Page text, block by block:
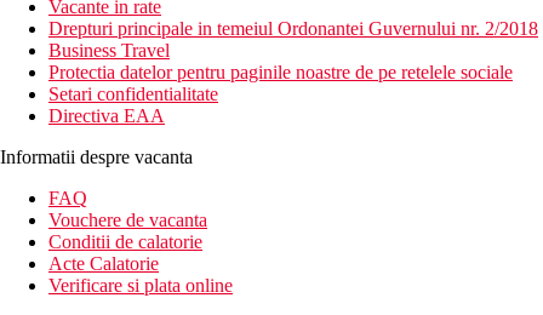
Vacante in rate
Drepturi principale in temeiul Ordonantei Guvernului nr. 2/2018
Business Travel
Protectia datelor pentru paginile noastre de pe retelele sociale
Setari confidentialitate
Directiva EAA
Informatii despre vacanta
FAQ
Vouchere de vacanta
Conditii de calatorie
Acte Calatorie
Verificare si plata online